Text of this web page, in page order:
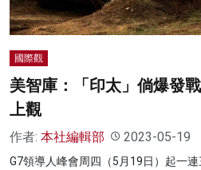
灼見活動
國際觀
美智庫：「印太」倘爆發
上觀
作者: 本社編輯部 2023-05-19
G7領導人峰會周四（5月19日）起一